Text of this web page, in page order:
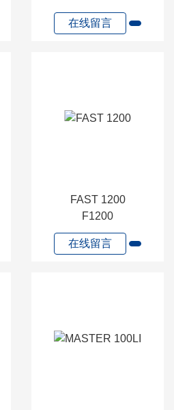
在线留言
FAST 1200
F1200
在线留言